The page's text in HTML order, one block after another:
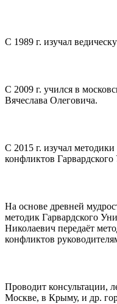
С 1989 г. изучал
С 2009 г. учился в
Вячеслава Олеговича.
С 2015 г. изучал
конфликтов
На основе древней
методик Гарвардского
Николаевич передаёт
конфликтов
Проводит консультации,
Москве, в Крыму, и др.